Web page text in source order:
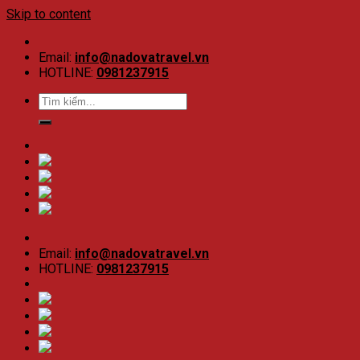
Skip to content
Email: info@nadovatravel.vn
HOTLINE: 0981237915
Email: info@nadovatravel.vn
HOTLINE: 0981237915